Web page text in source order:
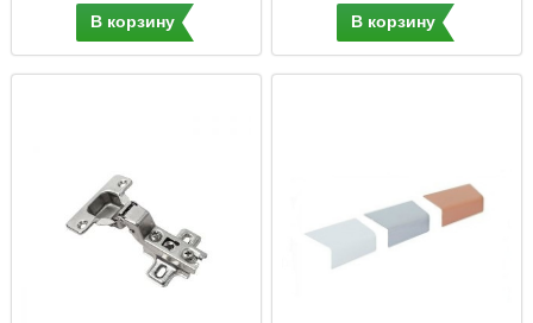
В корзину В корзину